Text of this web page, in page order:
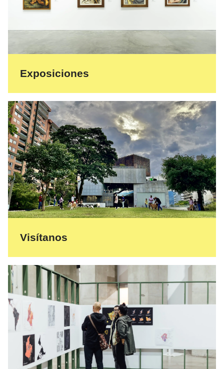
Exposiciones
Visítanos